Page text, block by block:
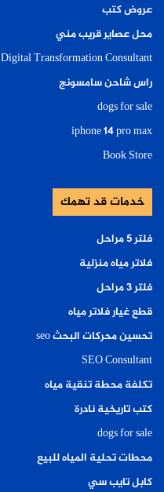
عروض كتب
محل عصاير قريب مني
Digital Transformation Consultant
راس شاحن سامسونج
dogs for sale
iphone 14 pro max
Book Store
خدمات قد تهمك
فلتر ٥ مراحل
فلاتر مياه منزلية
فلتر ٣ مراحل
قطع غيار فلاتر مياه
تحسين محركات البحث seo
SEO Consultant
تكلفة محطة تنقية مياه
كتب تاريخية نادرة
dogs for sale
محطات تحلية المياه للبيع
كابل تايب سي